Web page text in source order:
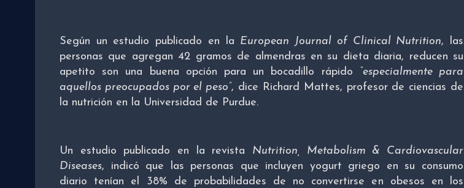
Según un estudio publicado en la European Journal of Clinical Nutrition, las
personas que agregan 42 gramos de almendras en su dieta diaria, reducen su
apetito son una buena opción para un bocadillo rápido
“especialmente para
aquellos preocupados por el peso”, dice Richard Mattes, profesor de ciencias de
la nutrición en la Universidad de Purdue.
Un estudio publicado en la revista Nutrition, Metabolism & Cardiovascular
Diseases, indicó que las personas que incluyen yogurt griego en su consumo
diario tenían el 38% de probabilidades de no convertirse en obesos en los